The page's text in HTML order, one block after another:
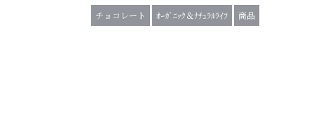
チョコレート ｵｰｶﾞﾆｯｸ＆ﾅﾁｭﾗﾙﾗｲﾌ 商品